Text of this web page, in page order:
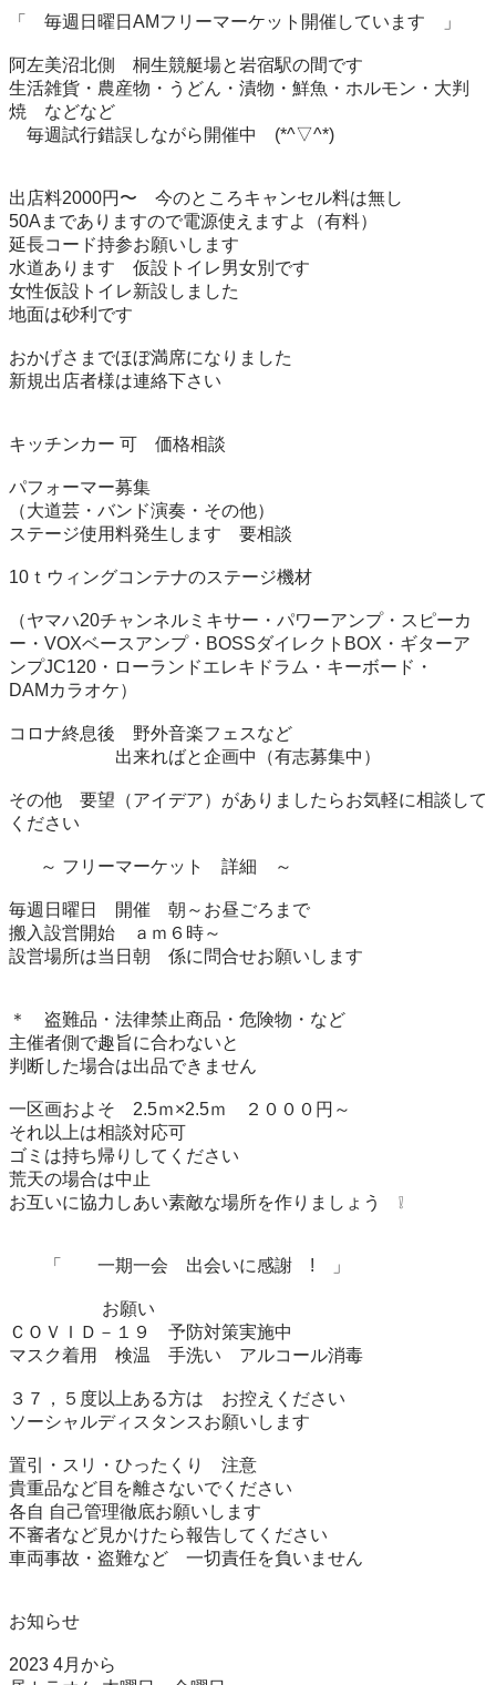
「　毎週日曜日AMフリーマーケット開催しています　」
阿左美沼北側　桐生競艇場と岩宿駅の間です
生活雑貨・農産物・うどん・漬物・鮮魚・ホルモン・大判
焼　などなど
毎週試行錯誤しながら開催中　(*^▽^*)
出店料2000円〜　今のところキャンセル料は無し
50Aまでありますので電源使えますよ（有料）
延長コード持参お願いします
水道あります　仮設トイレ男女別です
女性仮設トイレ新設しました
地面は砂利です
おかげさまでほぼ満席になりました
新規出店者様は連絡下さい
キッチンカー 可　価格相談
パフォーマー募集
（大道芸・バンド演奏・その他）
ステージ使用料発生します　要相談
10ｔウィングコンテナのステージ機材
（ヤマハ20チャンネルミキサー・パワーアンプ・スピーカ
ー・VOXベースアンプ・BOSSダイレクトBOX・ギターア
ンプJC120・ローランドエレキドラム・キーボード・
DAMカラオケ）
コロナ終息後　野外音楽フェスなど
出来ればと企画中（有志募集中）
その他　要望（アイデア）がありましたらお気軽に相談して
ください
毎週日曜日　開催　朝～お昼ごろまで
搬入設営開始　ａｍ６時～
設営場所は当日朝　係に問合せお願いします
＊　盗難品・法律禁止商品・危険物・など
主催者側で趣旨に合わないと
判断した場合は出品できません
一区画およそ　2.5ｍ×2.5ｍ　２０００円～
それ以上は相談対応可
ゴミは持ち帰りしてください
荒天の場合は中止
お互いに協力しあい素敵な場所を作りましょう　❕
「　　一期一会　出会いに感謝　!　」
ＣＯＶＩＤ－１９　予防対策実施中
マスク着用　検温　手洗い　アルコール消毒
３７，５度以上ある方は　お控えください
ソーシャルディスタンスお願いします
置引・スリ・ひったくり　注意
貴重品など目を離さないでください
各自 自己管理徹底お願いします
不審者など見かけたら報告してください
車両事故・盗難など　一切責任を負いません
お知らせ
2023 4月から